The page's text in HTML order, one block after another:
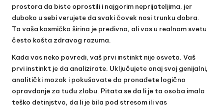
prostora da biste oprostili i najgorim neprijateljima, jer
duboko u sebi verujete da svaki čovek nosi trunku dobra.
Ta vaša kosmička širina je predivna, ali vas u realnom svetu
često košta zdravog razuma.
Kada vas neko povredi, vaš prvi instinkt nije osveta. Vaš
prvi instinkt je da analizirate. Uključujete onaj svoj genijalni,
analitički mozak i pokušavate da pronađete logično
opravdanje za tuđu zlobu. Pitata se da li je ta osoba imala
teško detinjstvo, da li je bila pod stresom ili vas